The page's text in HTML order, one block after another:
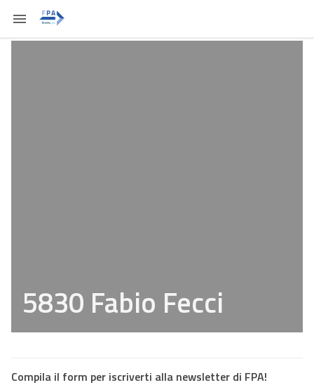
5830 Fabio Fecci
Compila il form per iscriverti alla newsletter di FPA!